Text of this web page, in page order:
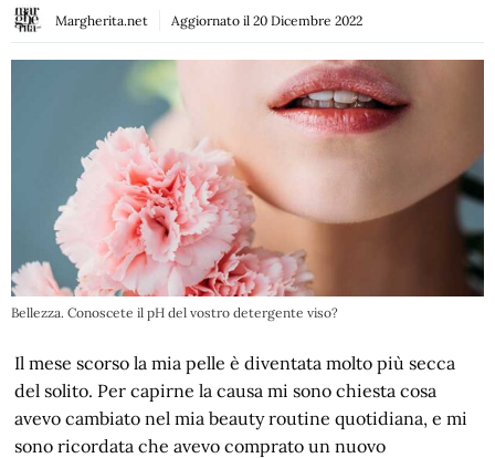
Margherita.net Aggiornato il 20 Dicembre 2022
Bellezza. Conoscete il pH del vostro detergente viso?
Il mese scorso la mia pelle è diventata molto più secca
del solito. Per capirne la causa mi sono chiesta cosa
avevo cambiato nel mia beauty routine quotidiana, e mi
sono ricordata che avevo comprato un nuovo